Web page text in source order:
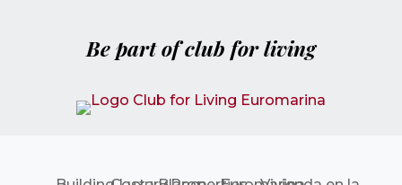
Be part of club for living